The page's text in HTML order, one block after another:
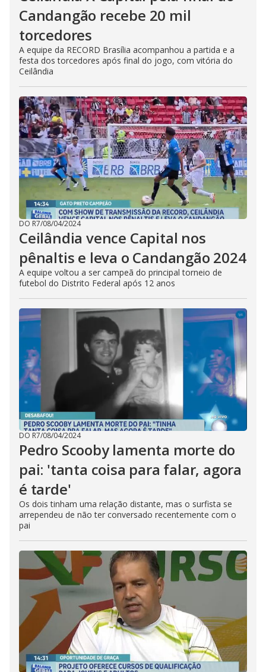
Candangão recebe 20 mil
torcedores
A equipe da RECORD Brasília acompanhou a partida e a
festa dos torcedores após final do jogo, com vitória do
Ceilândia
DO R7/08/04/2024
Ceilândia vence Capital nos
pênaltis e leva o Candangão 2024
A equipe voltou a ser campeã do principal torneio de
futebol do Distrito Federal após 12 anos
DO R7/08/04/2024
Pedro Scooby lamenta morte do
pai: 'tanta coisa para falar, agora
é tarde'
Os dois tinham uma relação distante, mas o surfista se
arrependeu de não ter conversado recentemente com o
pai